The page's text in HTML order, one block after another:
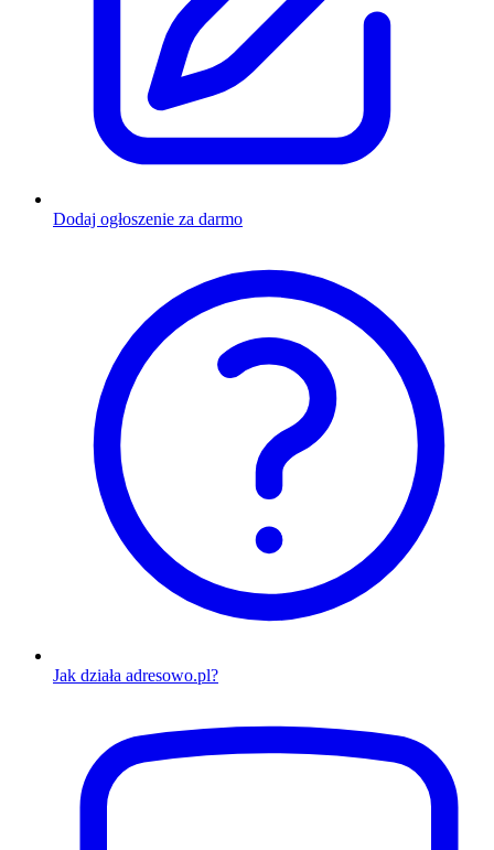
Dodaj ogłoszenie za darmo
Jak działa adresowo.pl?